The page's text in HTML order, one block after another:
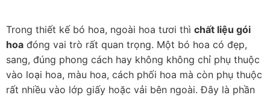
Trong thiết kế bó hoa, ngoài hoa tươi thì chất liệu gói
hoa đóng vai trò rất quan trọng. Một bó hoa có đẹp,
sang, đúng phong cách hay không không chỉ phụ thuộc
vào loại hoa, màu hoa, cách phối hoa mà còn phụ thuộc
rất nhiều vào lớp giấy hoặc vải bên ngoài. Đây là phần